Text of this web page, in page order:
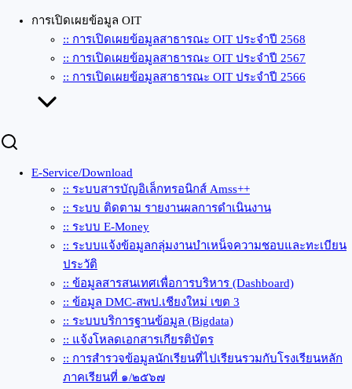
การเปิดเผยข้อมูล OIT
:: การเปิดเผยข้อมูลสาธารณะ OIT ประจำปี 2568
:: การเปิดเผยข้อมูลสาธารณะ OIT ประจำปี 2567
:: การเปิดเผยข้อมูลสาธารณะ OIT ประจำปี 2566
E-Service/Download
:: ระบบสารบัญอิเล็กทรอนิกส์ Amss++
:: ระบบ ติดตาม รายงานผลการดำเนินงาน
:: ระบบ E-Money
:: ระบบแจ้งข้อมูลกลุ่มงานบำเหน็จความชอบและทะเบียน
ประวัติ
:: ข้อมูลสารสนเทศเพื่อการบริหาร (Dashboard)
:: ข้อมูล DMC-สพป.เชียงใหม่ เขต 3
:: ระบบบริการฐานข้อมูล (Bigdata)
:: แจ้งโหลดเอกสารเกียรติบัตร
:: การสำรวจข้อมูลนักเรียนที่ไปเรียนรวมกับโรงเรียนหลัก
ภาคเรียนที่ ๑/๒๕๖๗